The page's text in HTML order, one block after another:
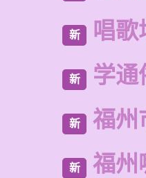
新 唱歌
新 学通
新 福州
新 福州